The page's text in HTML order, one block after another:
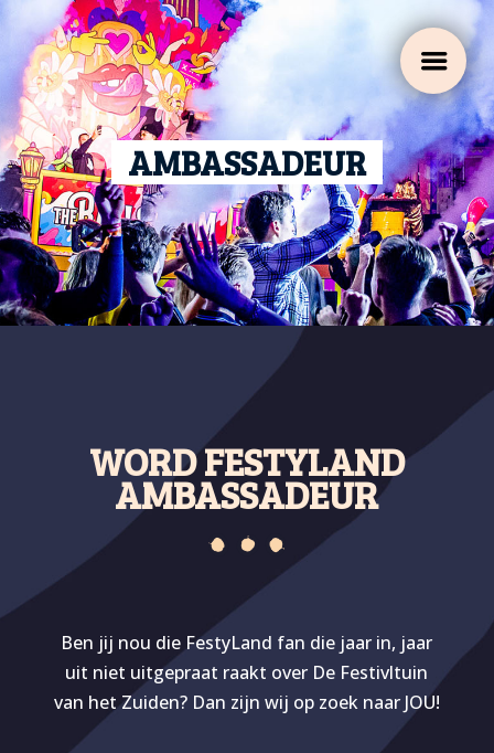
a
AMBASSADEUR
WORD FESTYLAND
AMBASSADEUR
Ben jij nou die FestyLand fan die jaar in, jaar
uit niet uitgepraat raakt over De Festivltuin
van het Zuiden? Dan zijn wij op zoek naar JOU!